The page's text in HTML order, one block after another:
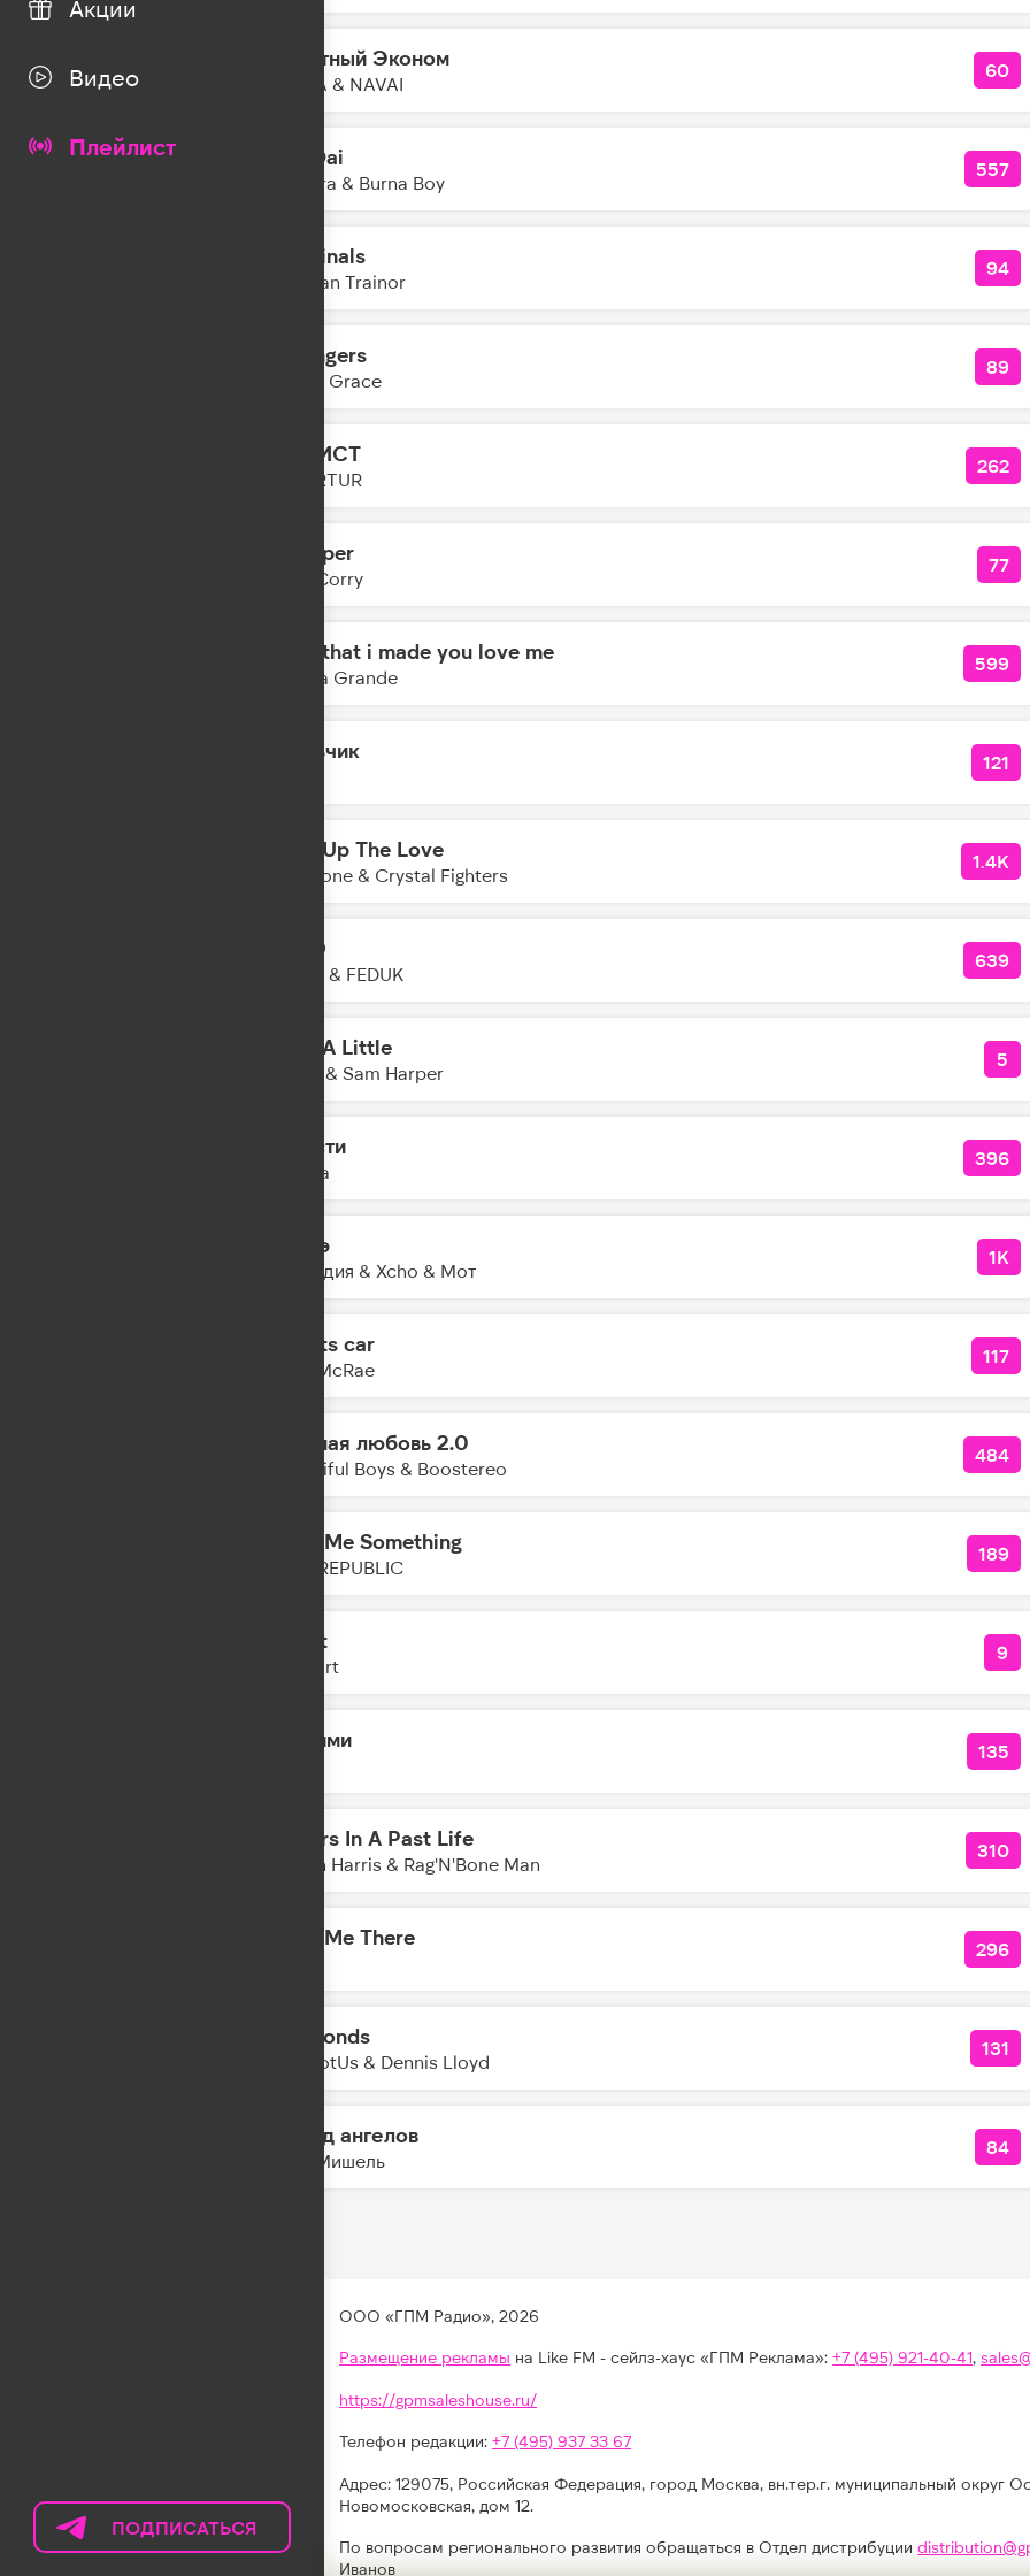
Акции
Видео
Плейлист
ПОДПИСАТЬСЯ
НА
12:23 Грустный Эконом
PIZZA & NAVAI
60
Dai Dai
Shakira & Burna Boy
557
Criminals
Meghan Trainor
94
Strangers
Kenya Grace
89
ЭГОИСТ
GOARTUR
262
Whisper
Joel Corry
77
hate that i made you love me
Ariana Grande
599
Мальчик 121
Turn Up The Love
Claptone & Crystal Fighters
1.4K
LETO
JONY & FEDUK
639
Just A Little
Juste & Sam Harper
5
Прости
Амура
396
Шадэ
By Индия & Xcho & Мот
1K
Sports car
Tate McRae
117
Нежная любовь 2.0
Beautiful Boys & Boostereo
484
Give Me Something
ONE REPUBLIC
189
Say It
AtHeart
9
Обними 135
Lovers In A Past Life
Calvin Harris & Rag'N'Bone Man
310
Take Me There 296
Diamonds
YouNotUs & Dennis Lloyd
131
Город ангелов
Моя Мишель
84
ООО «ГПМ Радио», 2026
Размещение рекламы на Like FM - сейлз-хаус «ГПМ Реклама»:+7 (495) 921-40-41,
https://gpmsaleshouse.ru/
Телефон редакции:+7 (495) 937 33 67
Адрес: 129075, Российская Федерация, город Москва, вн.тер.г. муниципальный округ
Новомосковская, дом 12.
По вопросам регионального развития обращаться в Отдел дистрибуции
Иванов